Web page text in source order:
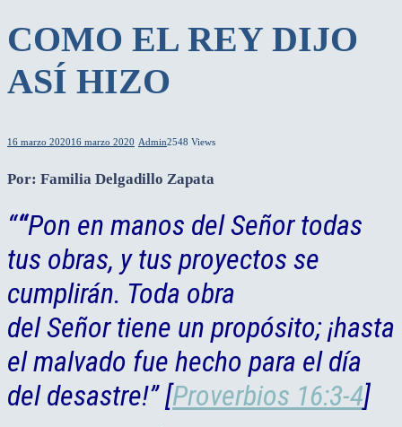
COMO EL REY DIJO
ASÍ HIZO
16 marzo 202016 marzo 2020 Admin2548 Views
Por: Familia Delgadillo Zapata
““Pon en manos del Señor todas
tus obras, y tus proyectos se
cumplirán. Toda obra
del Señor tiene un propósito; ¡hasta
el malvado fue hecho para el día
del desastre!” [Proverbios 16:3-4]